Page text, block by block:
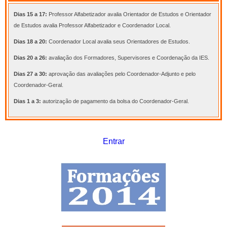
Dias 15 a 17: Professor Alfabetizador avalia Orientador de Estudos e Orientador
de Estudos avalia Professor Alfabetizador e Coordenador Local.
Dias 18 a 20: Coordenador Local avalia seus Orientadores de Estudos.
Dias 20 a 26: avaliação dos Formadores, Supervisores e Coordenação da IES.
Dias 27 a 30: aprovação das avaliações pelo Coordenador-Adjunto e pelo
Coordenador-Geral.
Dias 1 a 3: autorização de pagamento da bolsa do Coordenador-Geral.
Entrar